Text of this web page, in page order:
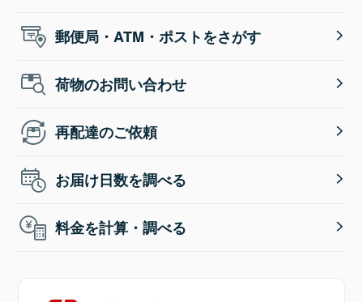
郵便局・ATM・ポストをさがす
荷物のお問い合わせ
再配達のご依頼
お届け日数を調べる
料金を計算・調べる